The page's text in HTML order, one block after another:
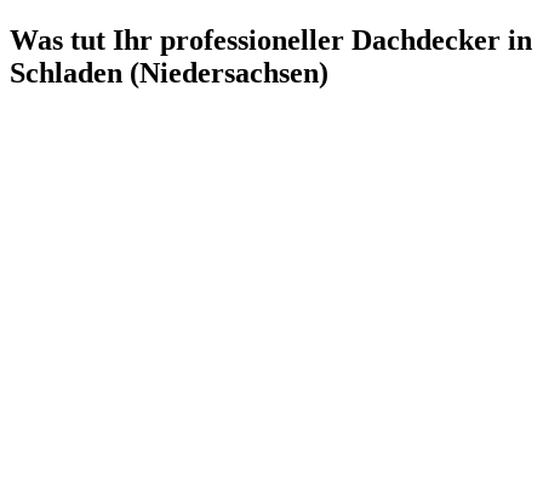
Was tut Ihr professioneller Dachdecker in
Schladen (Niedersachsen)